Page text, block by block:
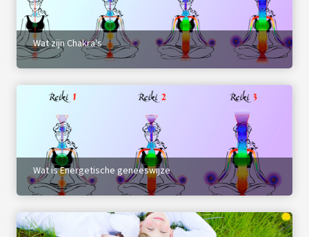
Wat zijn Chakra's
Wat is Energetische geneeswijze